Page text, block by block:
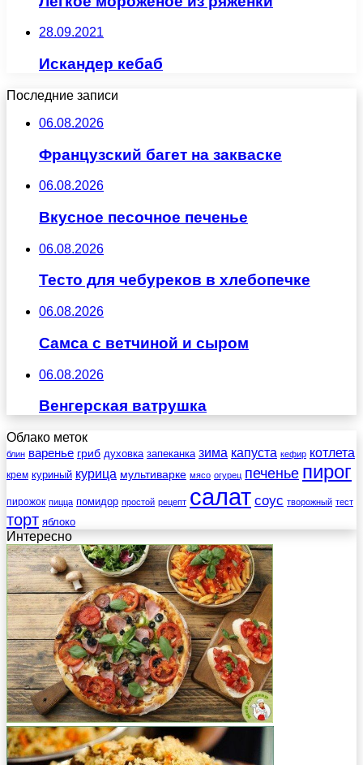
28.09.2021
Искандер кебаб
Последние записи
06.08.2026
Французский багет на закваске
06.08.2026
Вкусное песочное печенье
06.08.2026
Тесто для чебуреков в хлебопечке
06.08.2026
Самса с ветчиной и сыром
06.08.2026
Венгерская ватрушка
Облако меток
блин варенье гриб духовка запеканка зима капуста кефир котлета
крем куриный курица мультиварке мясо огурец печенье пирог
пирожок пицца помидор простой рецепт салат соус творожный тест
торт яблоко
Интересно